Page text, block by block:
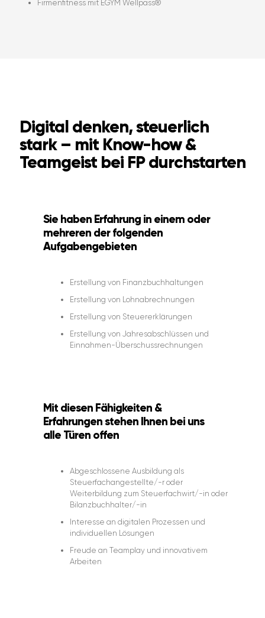
Firmenfitness mit EGYM Wellpass®
Digital denken, steuerlich
stark – mit Know-how &
Teamgeist bei FP durchstarten
Sie haben Erfahrung in einem oder
mehreren der folgenden
Aufgabengebieten
Erstellung von Finanzbuchhaltungen
Erstellung von Lohnabrechnungen
Erstellung von Steuererklärungen
Erstellung von Jahresabschlüssen und
Einnahmen-Überschussrechnungen
Mit diesen Fähigkeiten &
Erfahrungen stehen Ihnen bei uns
alle Türen offen
Abgeschlossene Ausbildung als
Steuerfachangestellte/-r oder
Weiterbildung zum Steuerfachwirt/-in oder
Bilanzbuchhalter/-in
Interesse an digitalen Prozessen und
individuellen Lösungen
Freude an Teamplay und innovativem
Arbeiten